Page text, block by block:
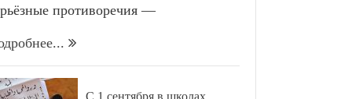
противоречия —